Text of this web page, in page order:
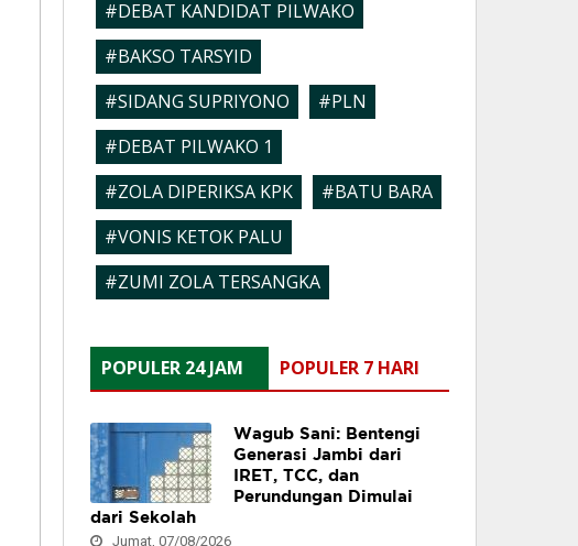
#DEBAT KANDIDAT PILWAKO
#BAKSO TARSYID
#SIDANG SUPRIYONO
#PLN
#DEBAT PILWAKO 1
#ZOLA DIPERIKSA KPK
#BATU BARA
#VONIS KETOK PALU
#ZUMI ZOLA TERSANGKA
POPULER 24 JAM POPULER 7 HARI
Wagub Sani: Bentengi
Generasi Jambi dari
IRET, TCC, dan
Perundungan Dimulai
dari Sekolah
Jumat, 07/08/2026